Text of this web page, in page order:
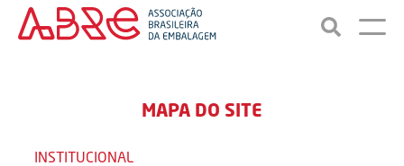
MAPA DO SITE
INSTITUCIONAL